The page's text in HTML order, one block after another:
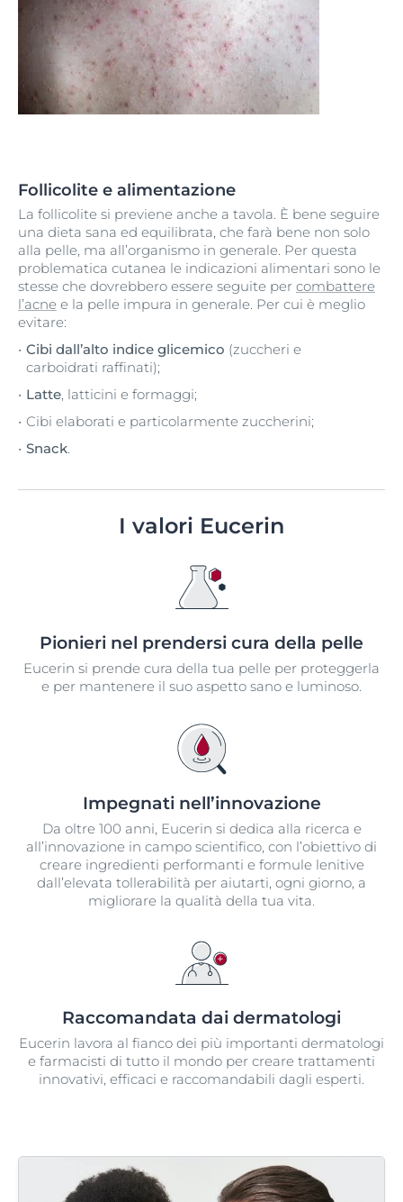
Follicolite e alimentazione
La follicolite si previene anche a tavola. È bene seguire
una dieta sana ed equilibrata, che farà bene non solo
alla pelle, ma all’organismo in generale. Per questa
problematica cutanea le indicazioni alimentari sono le
stesse che dovrebbero essere seguite per combattere
l’acne e la pelle impura in generale. Per cui è meglio
evitare:
Cibi dall’alto indice glicemico (zuccheri e
carboidrati raffinati);
Latte, latticini e formaggi;
Cibi elaborati e particolarmente zuccherini;
Snack.
I valori Eucerin
Pionieri nel prendersi cura della pelle
Eucerin si prende cura della tua pelle per proteggerla
e per mantenere il suo aspetto sano e luminoso.
Impegnati nell’innovazione​
Da oltre 100 anni, Eucerin si dedica alla ricerca e
all’innovazione in campo scientifico, con l’obiettivo di
creare ingredienti performanti e formule lenitive
dall’elevata tollerabilità per aiutarti, ogni giorno, a
migliorare la qualità della tua vita.
Raccomandata dai dermatologi​
Eucerin lavora al fianco dei più importanti dermatologi
e farmacisti di tutto il mondo per creare trattamenti
innovativi, efficaci e raccomandabili dagli esperti.